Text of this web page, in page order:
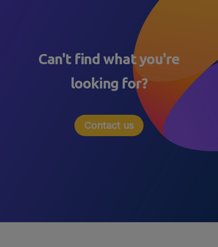
Can't find what you're
looking for?
Contact us